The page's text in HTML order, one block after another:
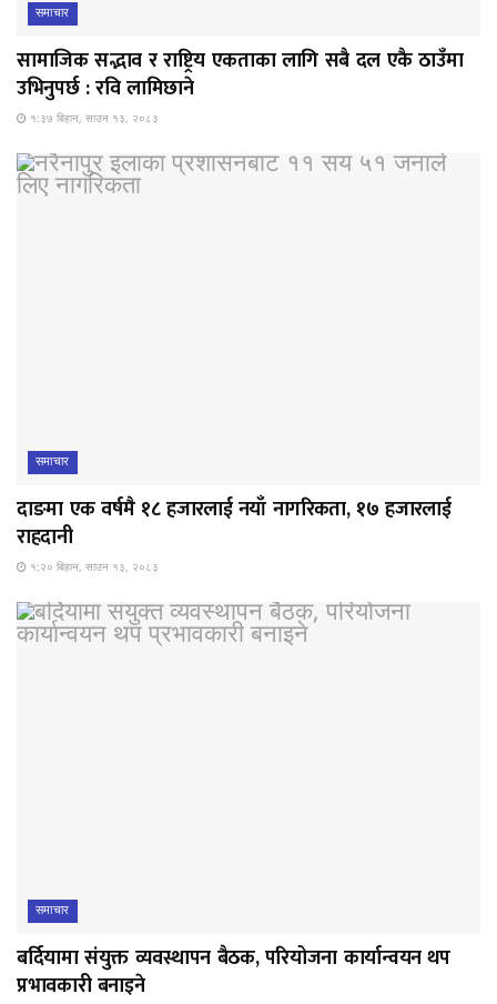
समाचार
सामाजिक सद्भाव र राष्ट्रिय एकताका लागि सबै दल एकै ठाउँमा
उभिनुपर्छ : रवि लामिछाने
१:३७ बिहान, साउन १३, २०८३
समाचार
दाङमा एक वर्षमै १८ हजारलाई नयाँ नागरिकता, १७ हजारलाई
राहदानी
१:२० बिहान, साउन १३, २०८३
समाचार
बर्दियामा संयुक्त व्यवस्थापन बैठक, परियोजना कार्यान्वयन थप
प्रभावकारी बनाइने